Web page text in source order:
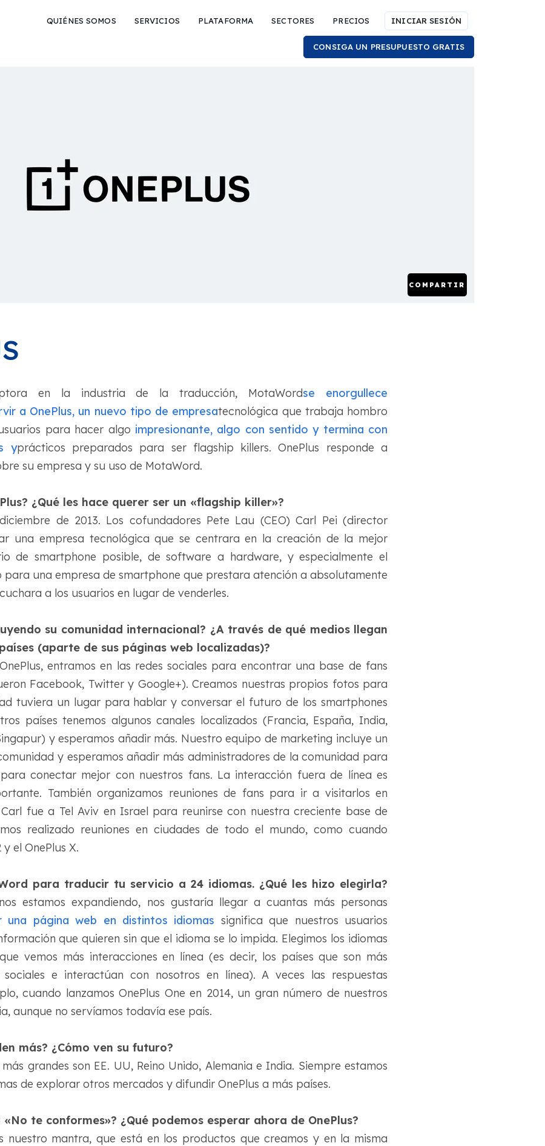
QUIÉNES SOMOS SERVICIOS PLATAFORMA SECTORES PRECIOS INICIAR SESIÓN
CONSIGA UN PRESUPUESTO GRATIS
COMPARTIR
en la industria de la traducción, MotaWordse enorgullece
a OnePlus, un nuevo tipo de empresatecnológica que trabaja hombro
para hacer algo impresionante, algo con sentido y termina con
yprácticos preparados para ser flagship killers. OnePlus responde a
su empresa y su uso de MotaWord.
¿Qué les hace querer ser un «flagship killer»?
de 2013. Los cofundadores Pete Lau (CEO) Carl Pei (director
una empresa tecnológica que se centrara en la creación de la mejor
de smartphone posible, de software a hardware, y especialmente el
para una empresa de smartphone que prestara atención a absolutamente
a los usuarios en lugar de venderles.
su comunidad internacional? ¿A través de qué medios llegan
(aparte de sus páginas web localizadas)?
entramos en las redes sociales para encontrar una base de fans
Facebook, Twitter y Google+). Creamos nuestras propios fotos para
tuviera un lugar para hablar y conversar el futuro de los smartphones
países tenemos algunos canales localizados (Francia, España, India,
y esperamos añadir más. Nuestro equipo de marketing incluye un
y esperamos añadir más administradores de la comunidad para
conectar mejor con nuestros fans. La interacción fuera de línea es
También organizamos reuniones de fans para ir a visitarlos en
fue a Tel Aviv en Israel para reunirse con nuestra creciente base de
realizado reuniones en ciudades de todo el mundo, como cuando
el OnePlus X.
para traducir tu servicio a 24 idiomas. ¿Qué les hizo elegirla?
estamos expandiendo, nos gustaría llegar a cuantas más personas
una página web en distintos idiomas significa que nuestros usuarios
que quieren sin que el idioma se lo impida. Elegimos los idiomas
vemos más interacciones en línea (es decir, los países que son más
e interactúan con nosotros en línea). A veces las respuestas
cuando lanzamos OnePlus One en 2014, un gran número de nuestros
aunque no servíamos todavía ese país.
más? ¿Cómo ven su futuro?
grandes son EE. UU, Reino Unido, Alemania e India. Siempre estamos
de explorar otros mercados y difundir OnePlus a más países.
te conformes»? ¿Qué podemos esperar ahora de OnePlus?
nuestro mantra, que está en los productos que creamos y en la misma